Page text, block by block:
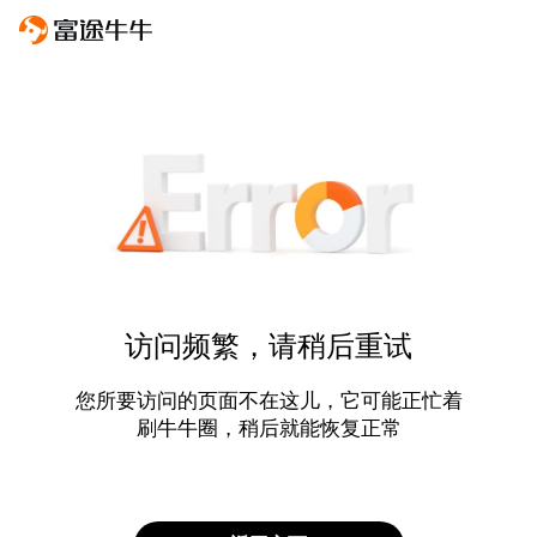
访问频繁，请稍后重试
您所要访问的页面不在这儿，它可能正忙着
刷牛牛圈，稍后就能恢复正常